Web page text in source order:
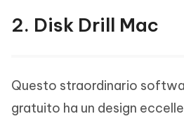
2. Disk Drill Mac
Questo straordinario
gratuito ha un design